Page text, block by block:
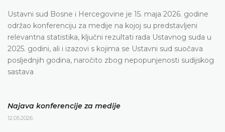
Ustavni sud Bosne i Hercegovine je 15. maja 2026. godine
održao konferenciju za medije na kojoj su predstavljeni
relevantna statistika, ključni rezultati rada Ustavnog suda u
2025. godini, ali i izazovi s kojima se Ustavni sud suočava
posljednjih godina, naročito zbog nepopunjenosti sudijskog
sastava
Najava konferencije za medije
12.05.2026.